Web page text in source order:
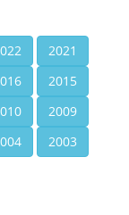
2021
2015
2009
2003